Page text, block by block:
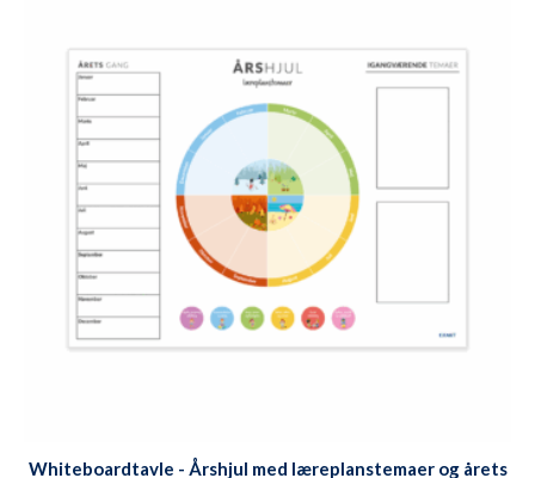
Whiteboardtavle - Årshjul med læreplanstemaer og årets